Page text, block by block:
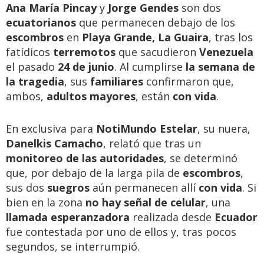
Ana María Pincayy Jorge Gendes son dos
ecuatorianos que permanecen debajo de los
escombros en Playa Grande, La Guaira, tras los
fatídicos terremotos que sacudieron Venezuela
el pasado 24 de junio. Al cumplirse la semana de
la tragedia, sus familiares confirmaron que,
ambos, adultos mayores, están con vida.
En exclusiva para NotiMundo Estelar, su nuera,
Danelkis Camacho, relató que tras un
monitoreo de las autoridades, se determinó
que, por debajo de la larga pila de escombros,
sus dos suegros aún permanecen allí con vida. Si
bien en la zona no hay señal de celular, una
llamada esperanzadora realizada desde Ecuador
fue contestada por uno de ellos y, tras pocos
segundos, se interrumpió.